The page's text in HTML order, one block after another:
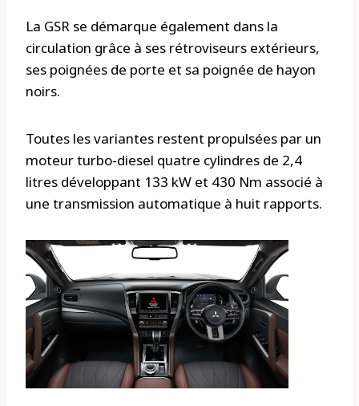
La GSR se démarque également dans la
circulation grâce à ses rétroviseurs extérieurs,
ses poignées de porte et sa poignée de hayon
noirs.
Toutes les variantes restent propulsées par un
moteur turbo-diesel quatre cylindres de 2,4
litres développant 133 kW et 430 Nm associé à
une transmission automatique à huit rapports.